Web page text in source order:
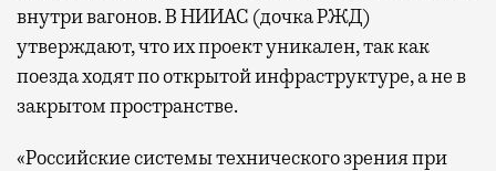
внутри вагонов. В НИИАС (дочка РЖД)
утверждают, что их проект уникален, так как
поезда ходят по открытой инфраструктуре, а не в
закрытом пространстве.
«Российские системы технического зрения при